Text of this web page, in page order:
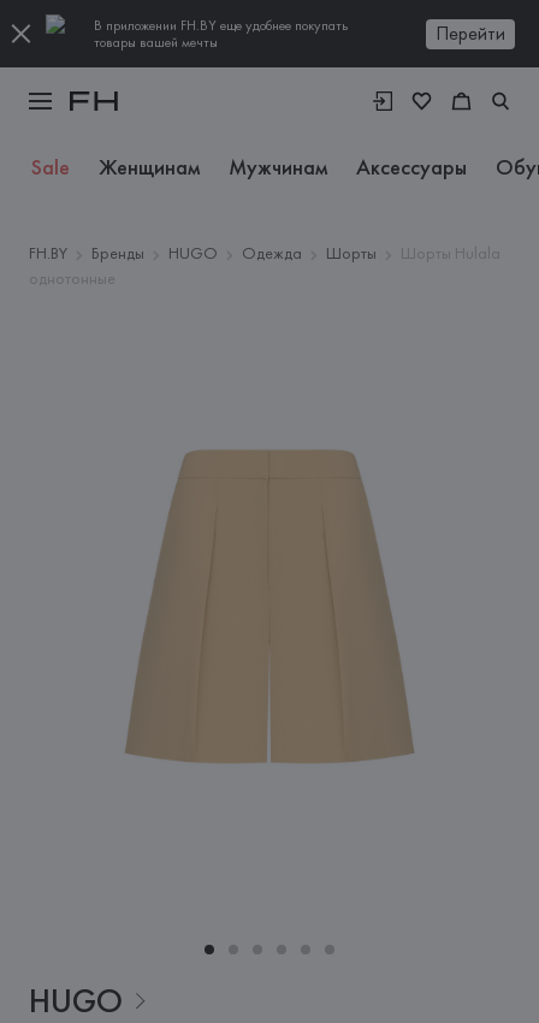
В приложении FH.BY еще удобнее покупать
товары вашей мечты
Перейти
Sale Женщинам Мужчинам Аксессуары
FH.BY Бренды HUGO Одежда Шорты
Шорты Hulala
однотонные
HUGO